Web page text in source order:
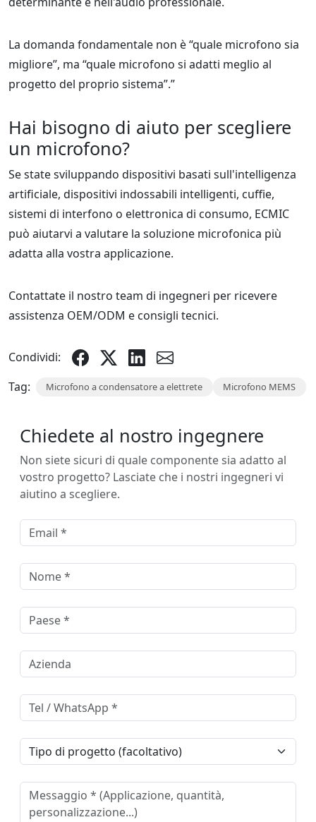
La domanda fondamentale non è “quale microfono sia
migliore”, ma “quale microfono si adatti meglio al
progetto del proprio sistema”.”
Hai bisogno di aiuto per scegliere
un microfono?
Se state sviluppando dispositivi basati sull'intelligenza
artificiale, dispositivi indossabili intelligenti, cuffie,
sistemi di interfono o elettronica di consumo, ECMIC
può aiutarvi a valutare la soluzione microfonica più
adatta alla vostra applicazione.
Contattate il nostro team di ingegneri per ricevere
assistenza OEM/ODM e consigli tecnici.
Condividi:
Tag:
Microfono a condensatore a elettrete Microfono MEMS
Chiedete al nostro ingegnere
Non siete sicuri di quale componente sia adatto al
vostro progetto? Lasciate che i nostri ingegneri vi
aiutino a scegliere.